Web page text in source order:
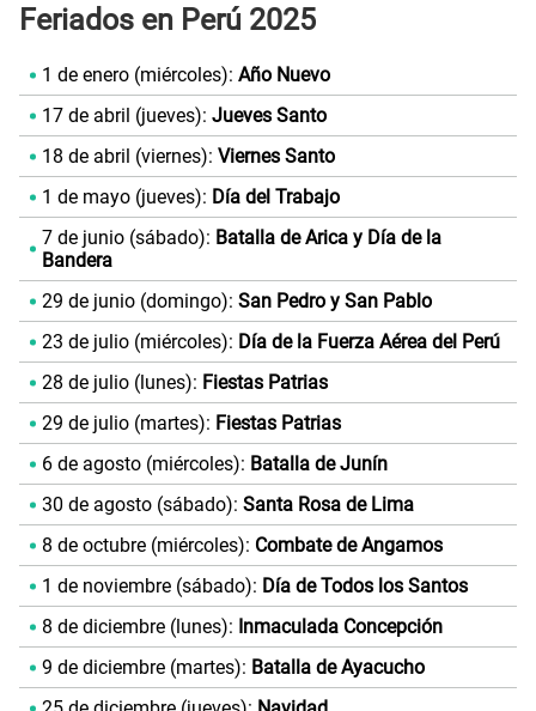
Feriados en Perú 2025
1 de enero (miércoles): Año Nuevo
17 de abril (jueves): Jueves Santo
18 de abril (viernes): Viernes Santo
1 de mayo (jueves): Día del Trabajo
7 de junio (sábado): Batalla de Arica y Día de la
Bandera
29 de junio (domingo): San Pedro y San Pablo
23 de julio (miércoles): Día de la Fuerza Aérea del Perú
28 de julio (lunes): Fiestas Patrias
29 de julio (martes): Fiestas Patrias
6 de agosto (miércoles): Batalla de Junín
30 de agosto (sábado): Santa Rosa de Lima
8 de octubre (miércoles): Combate de Angamos
1 de noviembre (sábado): Día de Todos los Santos
8 de diciembre (lunes): Inmaculada Concepción
9 de diciembre (martes): Batalla de Ayacucho